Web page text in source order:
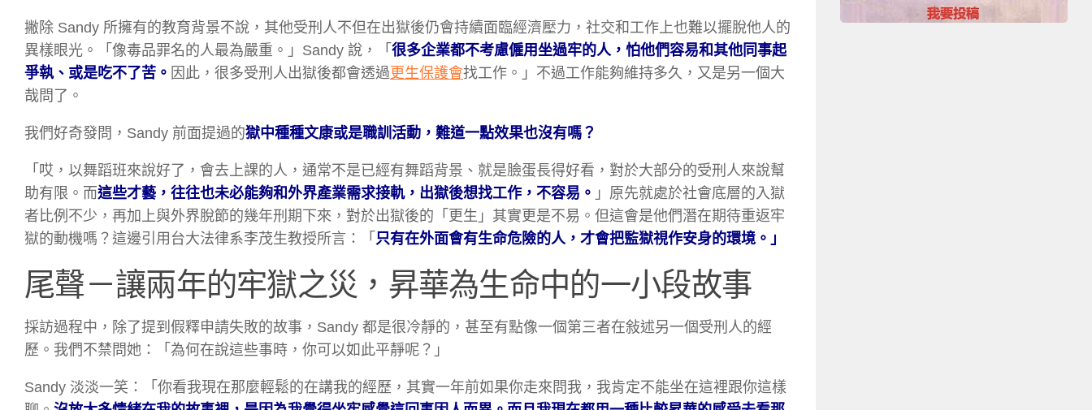
撇除 Sandy 所擁有的教育背景不說，其他受刑人不但在出獄後仍會持續面臨經濟壓力，社交和工作上也難以擺脫他人的
異樣眼光。「像毒品罪名的人最為嚴重。」Sandy 說，「 很多企業都不考慮僱用坐過牢的人，怕他們容易和其他同事起
爭執、或是吃不了苦。 因此，很多受刑人出獄後都會透過更生保護會找工作。」不過工作能夠維持多久，又是另一個大
哉問了。
我們好奇發問，Sandy 前面提過的獄中種種文康或是職訓活動，難道一點效果也沒有嗎？
「哎，以舞蹈班來說好了，會去上課的人，通常不是已經有舞蹈背景、就是臉蛋長得好看，對於大部分的受刑人來說幫
助有限。而這些才藝，往往也未必能夠和外界產業需求接軌，出獄後想找工作，不容易。 」原先就處於社會底層的入獄
者比例不少，再加上與外界脫節的幾年刑期下來，對於出獄後的「更生」其實更是不易。但這會是他們潛在期待重返牢
獄的動機嗎？這邊引用台大法律系李茂生教授所言：「 只有在外面會有生命危險的人，才會把監獄視作安身的環境。」
尾聲－讓兩年的牢獄之災，昇華為生命中的一小段故事
採訪過程中，除了提到假釋申請失敗的故事，Sandy 都是很冷靜的，甚至有點像一個第三者在敍述另一個受刑人的經
歷。我們不禁問她：「為何在說這些事時，你可以如此平靜呢？」
Sandy 淡淡一笑：「你看我現在那麼輕鬆的在講我的經歷，其實一年前如果你走來問我，我肯定不能坐在這裡跟你這樣